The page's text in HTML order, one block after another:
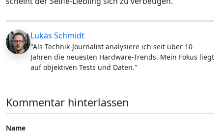
Lukas Schmidt
"Als Technik-Journalist analysiere ich seit über 10
Jahren die neuesten Hardware-Trends. Mein Fokus liegt
auf objektiven Tests und Daten."
Kommentar hinterlassen
Name